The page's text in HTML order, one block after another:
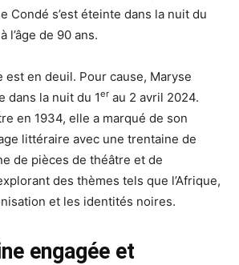
Condé s’est éteinte dans la nuit du
l’âge de 90 ans.
est en deuil. Pour cause, Maryse
dans la nuit du 1er au 2 avril 2024.
en 1934, elle a marqué de son
littéraire avec une trentaine de
de pièces de théâtre et de
des thèmes tels que l’Afrique,
et les identités noires.
engagée et